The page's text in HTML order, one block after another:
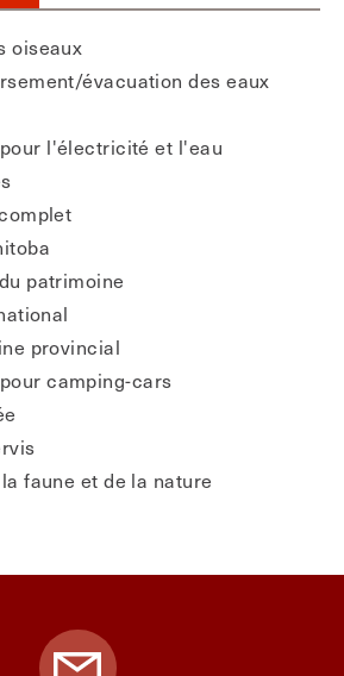
oiseaux
évacuation des eaux
l'électricité et l'eau
patrimoine
provincial
camping-cars
faune et de la nature